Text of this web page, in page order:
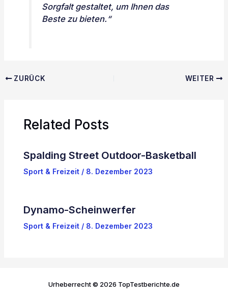
Sorgfalt gestaltet, um Ihnen das
Beste zu bieten.“
ZURÜCK WEITER
Related Posts
Spalding Street Outdoor-Basketball
Sport & Freizeit/ 8. Dezember 2023
Dynamo-Scheinwerfer
Sport & Freizeit/ 8. Dezember 2023
Urheberrecht © 2026 TopTestberichte.de